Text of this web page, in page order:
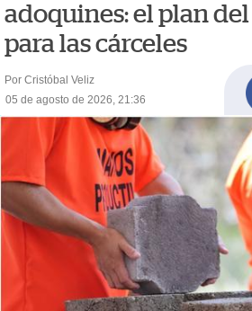
adoquines: el plan
para las cárceles
Por Cristóbal Veliz
05 de agosto de 2026, 21:36